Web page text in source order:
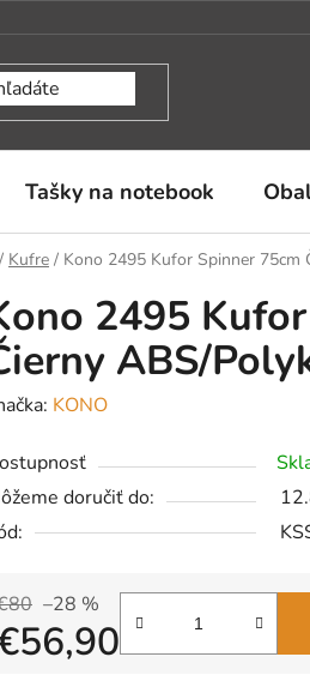
Tašky na notebook
Domov
/ Kufre / Kono 2495 Kufor Spinner 75cm
2495
ABS/
KONO
doručiť do:
–28 %